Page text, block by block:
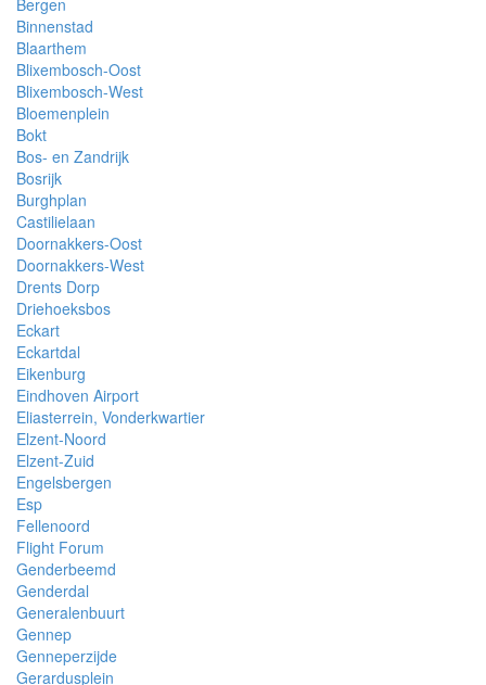
Bergen
Binnenstad
Blaarthem
Blixembosch-Oost
Blixembosch-West
Bloemenplein
Bokt
Bos- en Zandrijk
Bosrijk
Burghplan
Castilielaan
Doornakkers-Oost
Doornakkers-West
Drents Dorp
Driehoeksbos
Eckart
Eckartdal
Eikenburg
Eindhoven Airport
Eliasterrein, Vonderkwartier
Elzent-Noord
Elzent-Zuid
Engelsbergen
Esp
Fellenoord
Flight Forum
Genderbeemd
Genderdal
Generalenbuurt
Gennep
Genneperzijde
Gerardusplein